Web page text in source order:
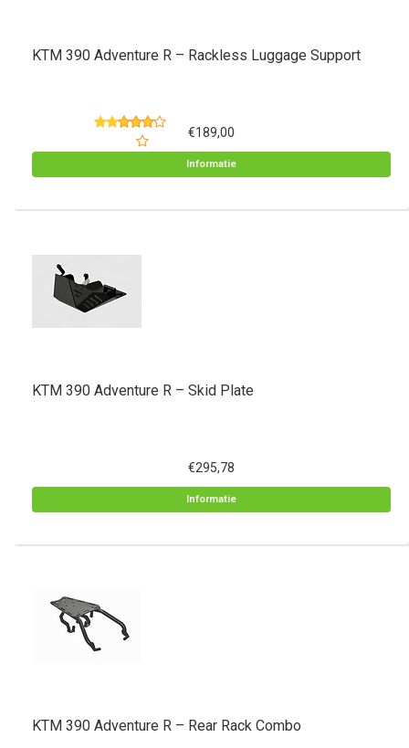
KTM 390 Adventure R – Rackless Luggage Support
€189,00
Informatie
KTM 390 Adventure R – Skid Plate
€295,78
Informatie
KTM 390 Adventure R – Rear Rack Combo